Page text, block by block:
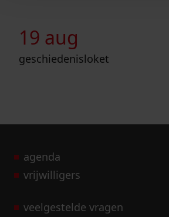
19 aug
geschiedenisloket
agenda
vrijwilligers
veelgestelde vragen